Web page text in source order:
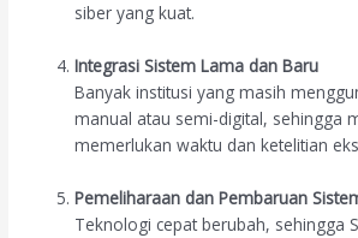
siber yang kuat.
Integrasi Sistem Lama dan Baru
Banyak institusi yang masih
manual atau semi-digital, sehingga
memerlukan waktu dan ketelitian
Pemeliharaan dan Pembaruan
Teknologi cepat berubah, sehingga